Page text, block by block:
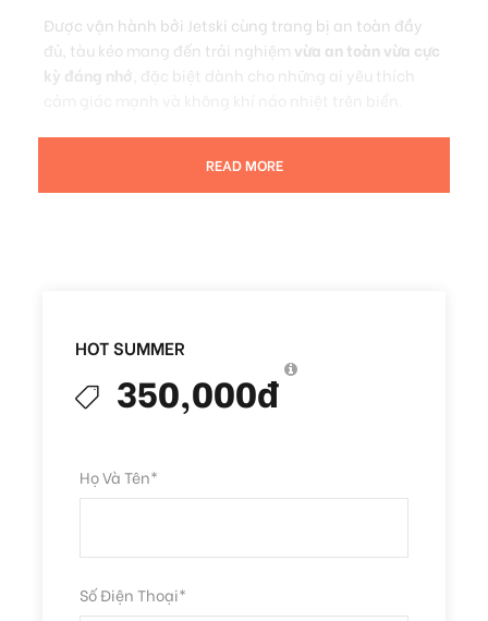
HOT SUMMER
350,000đ
Họ Và Tên*
Số Điện Thoại*
Được vận hành bởi Jetski cùng trang bị an toàn đầy
đủ, tàu kéo mang đến trải nghiệm vừa an toàn vừa cực
kỳ đáng nhớ , đặc biệt dành cho những ai yêu thích
READ MORE